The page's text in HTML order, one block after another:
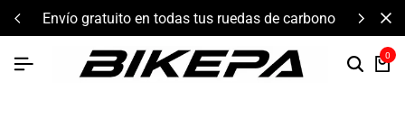
envío gratuito en todas tus ruedas de carbono
0